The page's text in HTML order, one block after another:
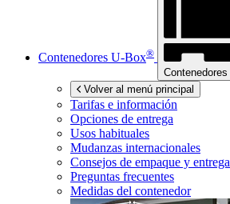
Contenedores U-Box®
Contenedores
Volver al menú principal
Tarifas e información
Opciones de entrega
Usos habituales
Mudanzas internacionales
Consejos de empaque y
Preguntas frecuentes
Medidas del contenedor